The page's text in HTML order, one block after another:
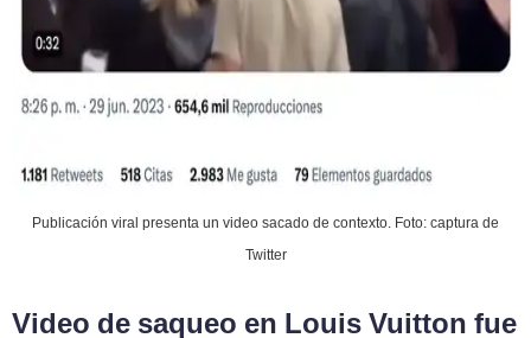
Publicación viral presenta un video sacado de contexto. Foto: captura de
Twitter
Video de saqueo en Louis Vuitton fue